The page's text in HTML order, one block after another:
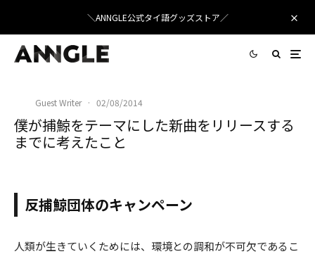
＼ANNGLE公式タイ語グッズストア／
Guest Writer · 02/08/2014
僕が捕鯨をテーマにした新曲をリリースする
までに考えたこと
反捕鯨団体のキャンペーン
人類が生きていくためには、環境との調和が不可欠であるこ